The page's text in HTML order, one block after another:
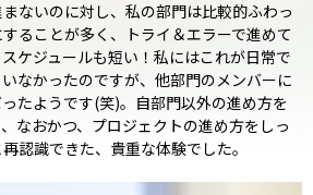
ないのに対し、私の部門は比較的ふわっ
ることが多く、トライ＆エラーで進めて
ケジュールも短い！私にはこれが日常で
なかったのですが、他部門のメンバーに
たようです(笑)。自部門以外の進め方を
なおかつ、プロジェクトの進め方をしっ
認識できた、貴重な体験でした。